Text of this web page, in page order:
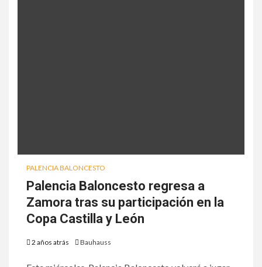
PALENCIA BALONCESTO
Palencia Baloncesto regresa a
Zamora tras su participación en la
Copa Castilla y León
2 años atrás Bauhauss